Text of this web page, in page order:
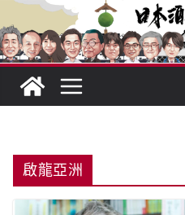
市場！梅乃宿
龜之井酒造：
吟釀的堅持與
啟龍亞洲